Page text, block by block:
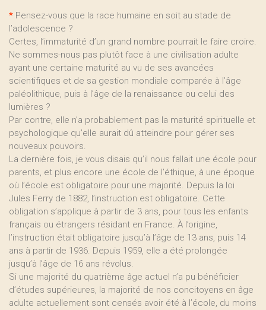
* Pensez-vous que la race humaine en soit au stade de
l’adolescence ?
Certes, l’immaturité d’un grand nombre pourrait le faire croire.
Ne sommes-nous pas plutôt face à une civilisation adulte
ayant une certaine maturité au vu de ses avancées
scientifiques et de sa gestion mondiale comparée à l’âge
paléolithique, puis à l’âge de la renaissance ou celui des
lumières ?
Par contre, elle n’a probablement pas la maturité spirituelle et
psychologique qu’elle aurait dû atteindre pour gérer ses
nouveaux pouvoirs.
La dernière fois, je vous disais qu’il nous fallait une école pour
parents, et plus encore une école de l’éthique, à une époque
où l’école est obligatoire pour une majorité. Depuis la loi
Jules Ferry de 1882, l’instruction est obligatoire. Cette
obligation s’applique à partir de 3 ans, pour tous les enfants
français ou étrangers résidant en France. À l’origine,
l’instruction était obligatoire jusqu’à l’âge de 13 ans, puis 14
ans à partir de 1936. Depuis 1959, elle a été prolongée
jusqu’à l’âge de 16 ans révolus.
Si une majorité du quatrième âge actuel n’a pu bénéficier
d’études supérieures, la majorité de nos concitoyens en âge
adulte actuellement sont censés avoir été à l’école, du moins